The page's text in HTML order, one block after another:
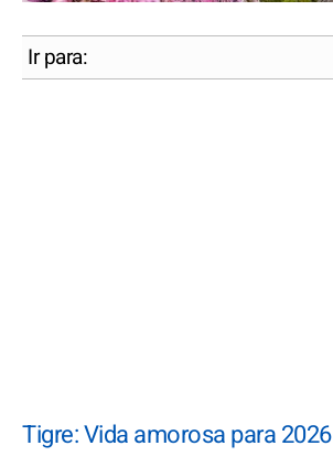
Ir para:
Tigre: Vida amorosa para 2026